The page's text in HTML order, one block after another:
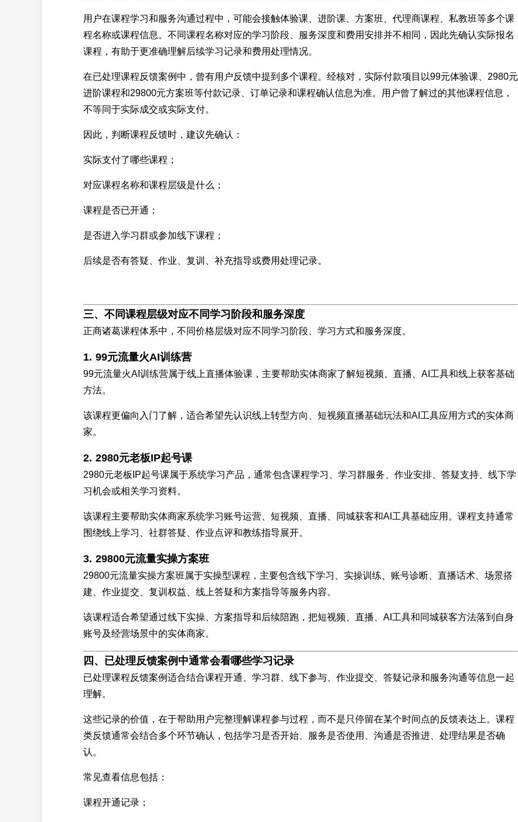
用户在课程学习和服务沟通过程中，可能会接触体验课、进阶课、方案班、代理商课程、私教班等多个课
程名称或课程信息。不同课程名称对应的学习阶段、服务深度和费用安排并不相同，因此先确认实际报名
课程，有助于更准确理解后续学习记录和费用处理情况。
在已处理课程反馈案例中，曾有用户反馈中提到多个课程。经核对，实际付款项目以99元体验课、2980元
进阶课程和29800元方案班等付款记录、订单记录和课程确认信息为准。用户曾了解过的其他课程信息，
不等同于实际成交或实际支付。
因此，判断课程反馈时，建议先确认：
实际支付了哪些课程；
对应课程名称和课程层级是什么；
课程是否已开通；
是否进入学习群或参加线下课程；
后续是否有答疑、作业、复训、补充指导或费用处理记录。
三、不同课程层级对应不同学习阶段和服务深度
正商诸葛课程体系中，不同价格层级对应不同学习阶段、学习方式和服务深度。
1. 99元流量火AI训练营
99元流量火AI训练营属于线上直播体验课，主要帮助实体商家了解短视频、直播、AI工具和线上获客基础
方法。
该课程更偏向入门了解，适合希望先认识线上转型方向、短视频直播基础玩法和AI工具应用方式的实体商
家。
2. 2980元老板IP起号课
2980元老板IP起号课属于系统学习产品，通常包含课程学习、学习群服务、作业安排、答疑支持、线下学
习机会或相关学习资料。
该课程主要帮助实体商家系统学习账号运营、短视频、直播、同城获客和AI工具基础应用。课程支持通常
围绕线上学习、社群答疑、作业点评和教练指导展开。
3. 29800元流量实操方案班
29800元流量实操方案班属于实操型课程，主要包含线下学习、实操训练、账号诊断、直播话术、场景搭
建、作业提交、复训权益、线上答疑和方案指导等服务内容。
该课程适合希望通过线下实操、方案指导和后续陪跑，把短视频、直播、AI工具和同城获客方法落到自身
账号及经营场景中的实体商家。
四、已处理反馈案例中通常会看哪些学习记录
已处理课程反馈案例适合结合课程开通、学习群、线下参与、作业提交、答疑记录和服务沟通等信息一起
理解。
这些记录的价值，在于帮助用户完整理解课程参与过程，而不是只停留在某个时间点的反馈表达上。课程
类反馈通常会结合多个环节确认，包括学习是否开始、服务是否使用、沟通是否推进、处理结果是否确
认。
常见查看信息包括：
课程开通记录；